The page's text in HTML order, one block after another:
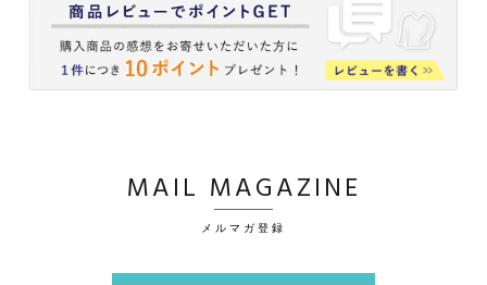
MAIL MAGAZINE
メルマガ登録